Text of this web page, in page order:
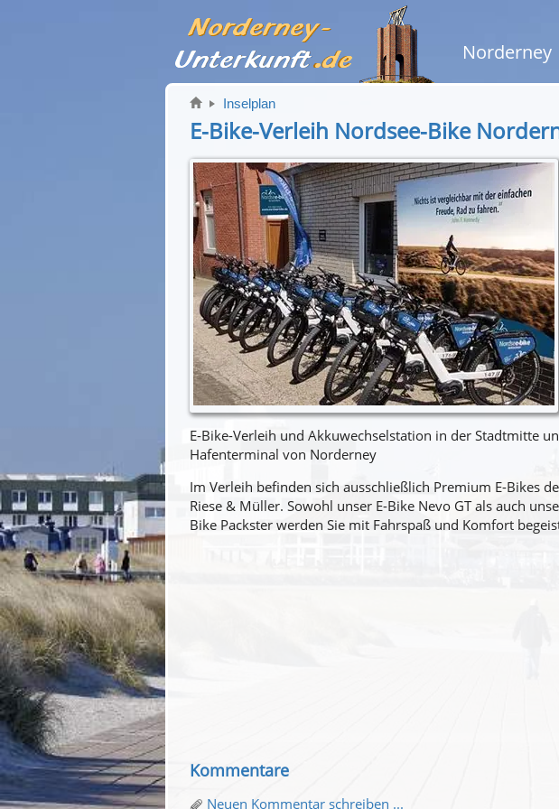
Norderney
Inselplan
E-Bike-Verleih Nordsee-Bike
E-Bike-Verleih und Akkuwechselstation in der Stadtmitte
Hafenterminal von Norderney
Im Verleih befinden sich ausschließlich Premium E-Bikes
Riese & Müller. Sowohl unser E-Bike Nevo GT als auch
Bike Packster werden Sie mit Fahrspaß und Komfort
Kommentare
Neuen Kommentar schreiben ...